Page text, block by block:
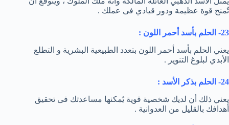
تُمنح قوة عظيمة ودور قيادي فى عملك .
23- الحلم بأسد أحمر اللون :
يعني الحلم بأسد أحمر اللون بتعدد الطبيعية البشرية و التطلع
الأبدي لبلوغ التنوير .
24- الحلم بذكر الأسد :
يعني ذلك أن لديك شخصية قوية يُمكنها مساعدتك فى تحقيق
أهدافك بالقليل من العدوانية .